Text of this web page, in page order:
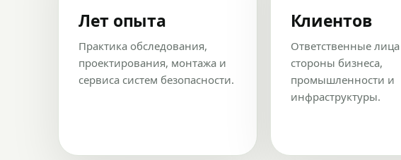
Лет опыта
Практика обследования,
проектирования, монтажа и
сервиса систем безопасности.
Клиентов
Ответственные лица
стороны бизнеса,
промышленности и
инфраструктуры.